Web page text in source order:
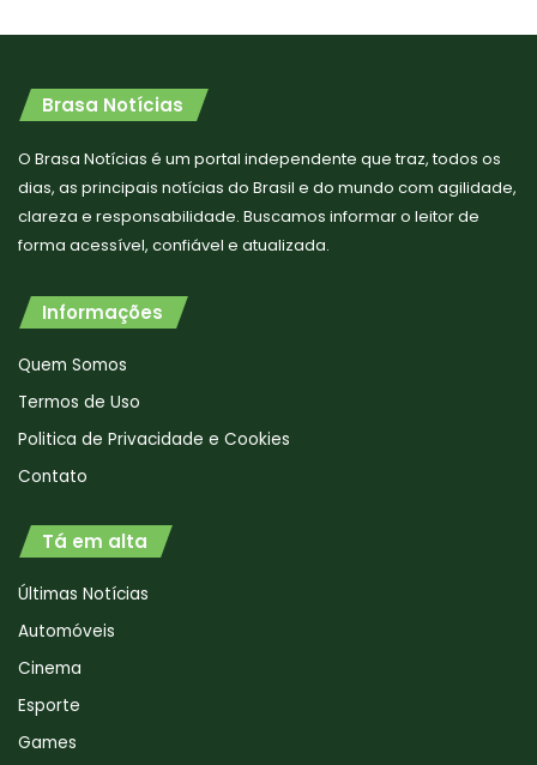
Brasa Notícias
O Brasa Notícias é um portal independente que traz, todos os
dias, as principais notícias do Brasil e do mundo com agilidade,
clareza e responsabilidade. Buscamos informar o leitor de
forma acessível, confiável e atualizada.
Informações
Quem Somos
Termos de Uso
Politica de Privacidade e Cookies
Contato
Tá em alta
Últimas Notícias
Automóveis
Cinema
Esporte
Games